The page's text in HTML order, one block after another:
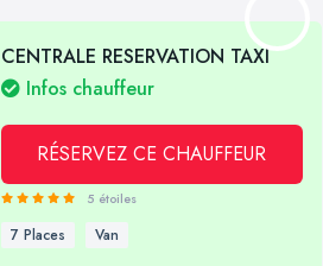
CENTRALE RESERVATION TAXI
Infos chauffeur
RÉSERVEZ CE CHAUFFEUR
5 étoiles
7 Places Van